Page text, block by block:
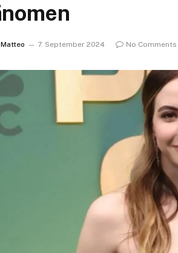
Matteo 7. September 2024 No Comments